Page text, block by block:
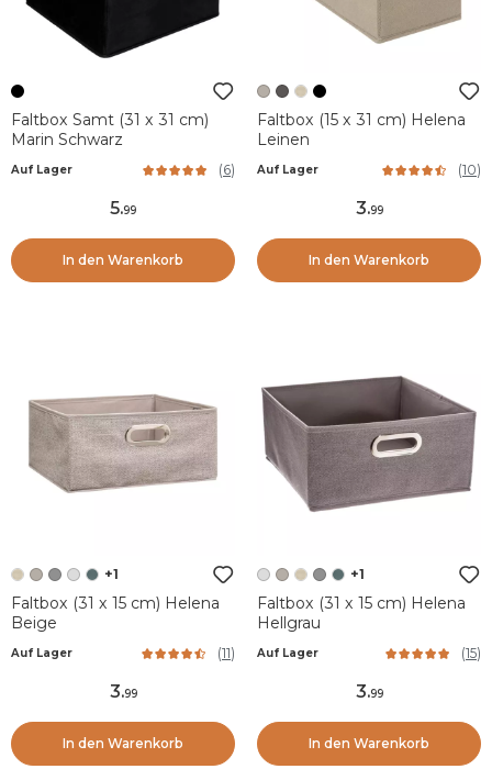
Faltbox Samt (31 x 31 cm)
Marin Schwarz
Auf Lager (6)
5.99
In den Warenkorb
Faltbox (15 x 31 cm) Helena
Leinen
Auf Lager (10)
3.99
In den Warenkorb
+1
Faltbox (31 x 15 cm) Helena
Beige
Auf Lager (11)
3.99
In den Warenkorb
+1
Faltbox (31 x 15 cm) Helena
Hellgrau
Auf Lager (15)
3.99
In den Warenkorb